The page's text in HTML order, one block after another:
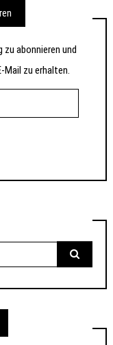
zu abonnieren und
Mail zu erhalten.